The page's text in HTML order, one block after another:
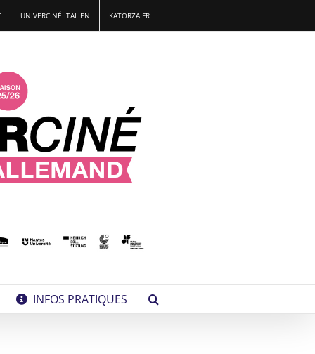
UNIVERCINÉ ITALIEN KATORZA.FR
INFOS PRATIQUES